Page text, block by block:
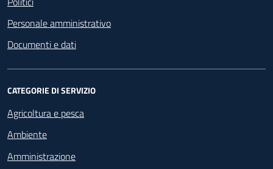
Personale amministrativo
Documenti e dati
CATEGORIE DI SERVIZIO
Agricoltura e pesca
Ambiente
Amministrazione